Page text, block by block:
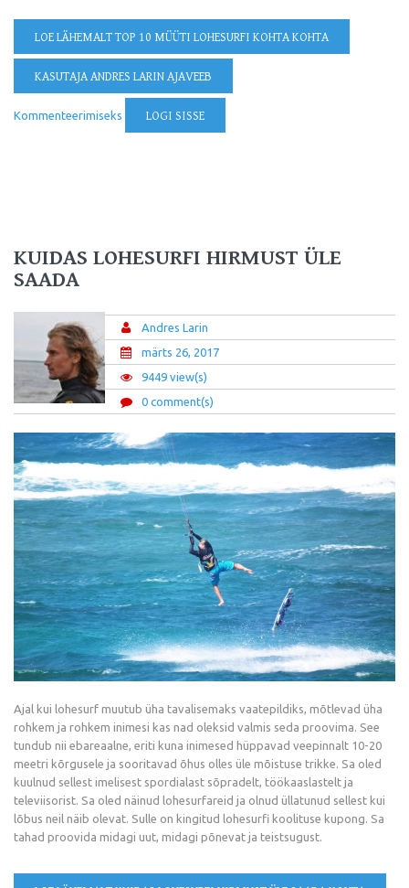
LOE LÄHEMALTTOP 10 MÜÜTI LOHESURFI KOHTA KOHTA
KASUTAJA ANDRES LARIN AJAVEEB
Kommenteerimiseks LOGI SISSE
KUIDAS LOHESURFI HIRMUST ÜLE
SAADA
Andres Larin
märts 26, 2017
9449 view(s)
0 comment(s)
Ajal kui lohesurf muutub üha tavalisemaks vaatepildiks, mõtlevad üha
rohkem ja rohkem inimesi kas nad oleksid valmis seda proovima. See
tundub nii ebareaalne, eriti kuna inimesed hüppavad veepinnalt 10-20
meetri kõrgusele ja sooritavad õhus olles üle mõistuse trikke. Sa oled
kuulnud sellest imelisest spordialast sõpradelt, töökaaslastelt ja
televiisorist. Sa oled näinud lohesurfareid ja olnud üllatunud sellest kui
lõbus neil näib olevat. Sulle on kingitud lohesurfi koolituse kupong. Sa
tahad proovida midagi uut, midagi põnevat ja teistsugust.